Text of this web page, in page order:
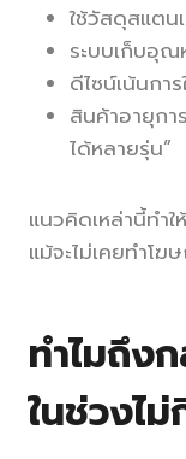
ใช้วัสดุสแต
ระบบเก็บอุณ
ดีไซน์เน้นกา
สินค้าอายุกา
ได้หลายรุ่น”
แนวคิดเหล่านี้ทำ
แม้จะไม่เคยทำโ
ทำไมถึง
ในช่วงไ